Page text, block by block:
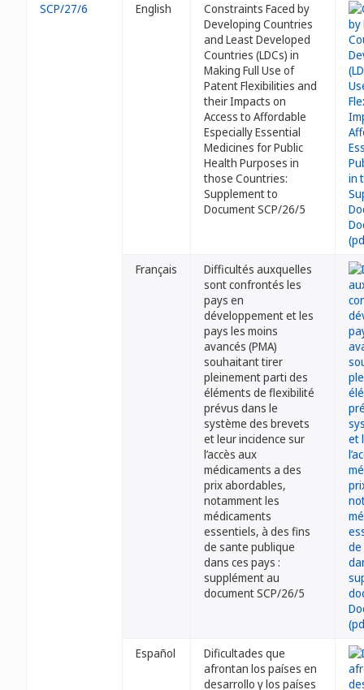
SCP/27/6 English
Constraints Faced by
Developing Countries
and Least Developed
Countries (LDCs) in
Making Full Use of
Patent Flexibilities and
their Impacts on
Access to Affordable
Especially Essential
Medicines for Public
Health Purposes in
those Countries:
Supplement to
Document SCP/26/5
Français
Difficultés auxquelles
sont confrontés les
pays en
développement et les
pays les moins
avancés (PMA)
souhaitant tirer
pleinement parti des
éléments de flexibilité
prévus dans le
système des brevets
et leur incidence sur
l’accès aux
médicaments a des
prix abordables,
notamment les
médicaments
essentiels, à des fins
de sante publique
dans ces pays :
supplément au
document SCP/26/5
Español
Dificultades que
afrontan los países en
desarrollo y los países